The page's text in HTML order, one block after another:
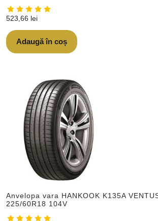
523,66 lei
Adaugă în coș
Anvelopa vara HANKOOK K135A
225/60R18 104V